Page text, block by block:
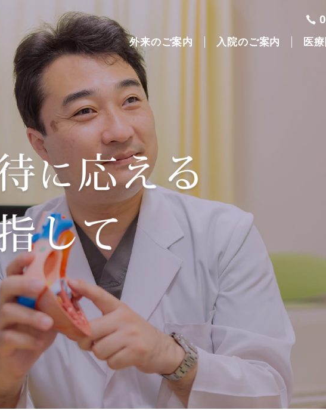
外来のご案内 入院のご案内 医